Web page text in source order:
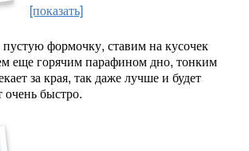
[показать]
формочку, ставим на кусочек
еще горячим парафином дно, тонким
за края, так даже лучше и будет
быстро.